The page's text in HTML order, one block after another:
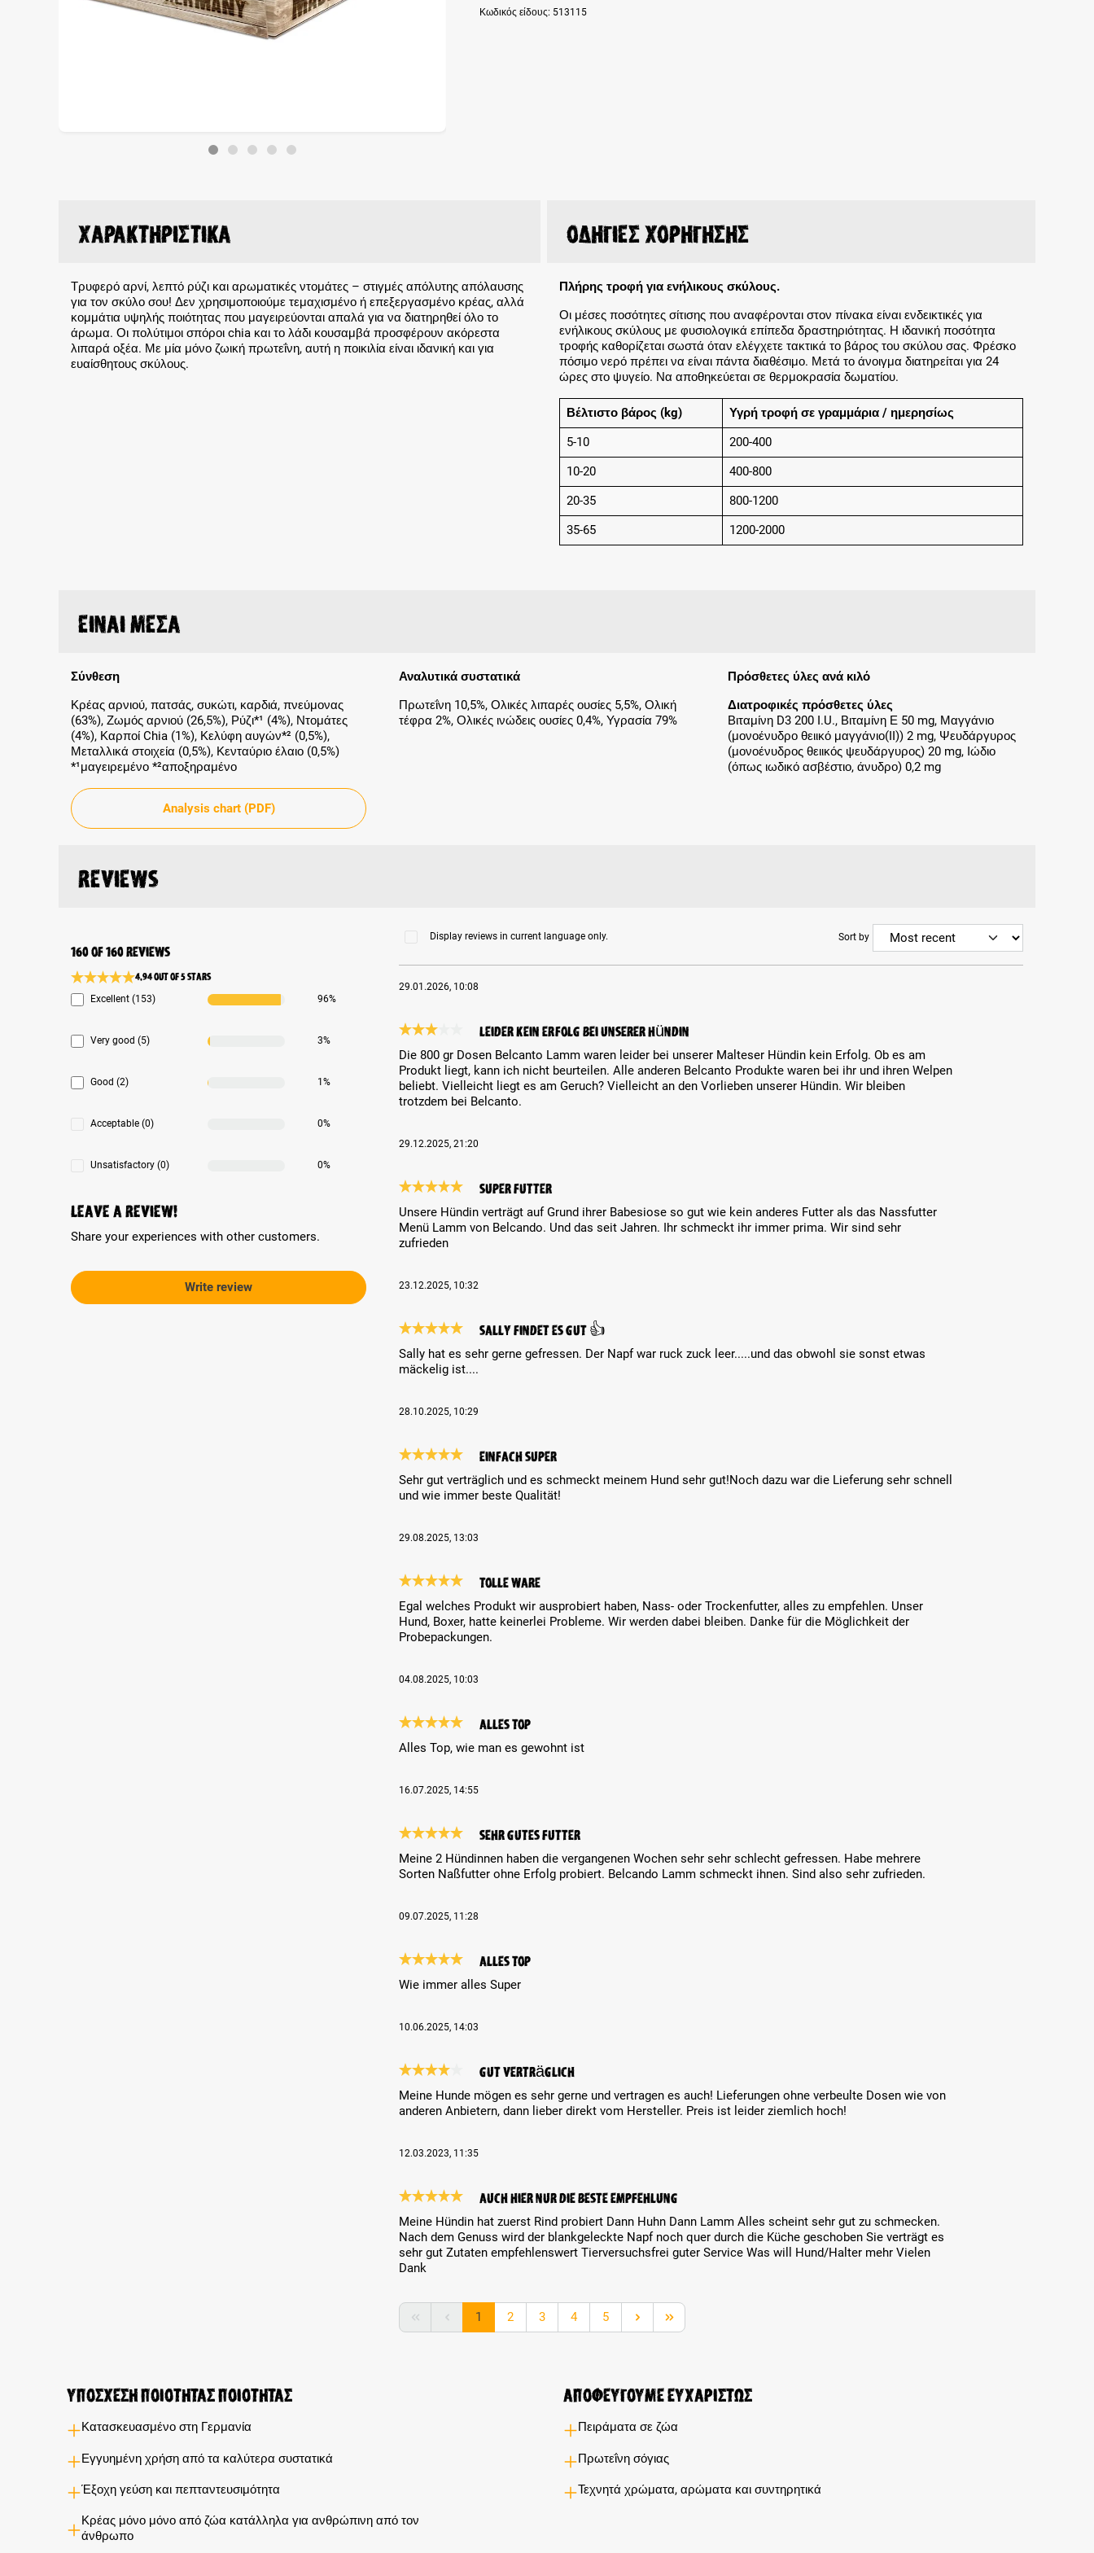
Κωδικός είδους: 513115
Χαρακτηριστικά
Τρυφερό αρνί, λεπτό ρύζι και αρωματικές ντομάτες – στιγμές απόλυτης απόλαυσης
για τον σκύλο σου! Δεν χρησιμοποιούμε τεμαχισμένο ή επεξεργασμένο κρέας, αλλά
κομμάτια υψηλής ποιότητας που μαγειρεύονται απαλά για να διατηρηθεί όλο το
άρωμα. Οι πολύτιμοι σπόροι chia και το λάδι κουσαμβά προσφέρουν ακόρεστα
λιπαρά οξέα. Με μία μόνο ζωική πρωτεΐνη, αυτή η ποικιλία είναι ιδανική και για
ευαίσθητους σκύλους.
Οδηγίες χορήγησης
Πλήρης τροφή για ενήλικους σκύλους.
Οι μέσες ποσότητες σίτισης που αναφέρονται στον πίνακα είναι ενδεικτικές για
ενήλικους σκύλους με φυσιολογικά επίπεδα δραστηριότητας. Η ιδανική ποσότητα
τροφής καθορίζεται σωστά όταν ελέγχετε τακτικά το βάρος του σκύλου σας. Φρέσκο
πόσιμο νερό πρέπει να είναι πάντα διαθέσιμο. Μετά το άνοιγμα διατηρείται για 24
ώρες στο ψυγείο. Να αποθηκεύεται σε θερμοκρασία δωματίου.
Βέλτιστο βάρος (kg)
Υγρή τροφή σε γραμμάρια / ημερησίως
5-10
200-400
10-20
400-800
20-35
800-1200
35-65
1200-2000
Είναι μέσα
Σύνθεση
Κρέας αρνιού, πατσάς, συκώτι, καρδιά, πνεύμονας
(63%), Ζωμός αρνιού (26,5%), Ρύζι*¹ (4%), Ντομάτες
(4%), Καρποί Chia (1%), Κελύφη αυγών*² (0,5%),
Μεταλλικά στοιχεία (0,5%), Κενταύριο έλαιο (0,5%)
*¹μαγειρεμένο *²αποξηραμένο
Αναλυτικά συστατικά
Πρωτεΐνη 10,5%, Ολικές λιπαρές ουσίες 5,5%, Ολική
τέφρα 2%, Ολικές ινώδεις ουσίες 0,4%, Υγρασία 79%
Πρόσθετες ύλες ανά κιλό
Διατροφικές πρόσθετες ύλες
Βιταμίνη D3 200 I.U., Βιταμίνη Ε 50 mg, Μαγγάνιο
(μονοένυδρο θειικό μαγγάνιο(II)) 2 mg, Ψευδάργυρος
(μονοένυδρος θειικός ψευδάργυρος) 20 mg, Ιώδιο
(όπως ιωδικό ασβέστιο, άνυδρο) 0,2 mg
Analysis chart (PDF)
Reviews
160 of 160 reviews
Average rating 4.9 of 5 Stars
4.94 out of 5 stars
Excellent (153) 96%
Very good (5) 3%
Good (2) 1%
Acceptable (0) 0%
Unsatisfactory (0) 0%
Leave a review!
Share your experiences with other customers.
Write review
Display reviews in current language only. Sort by
29.01.2026, 10:08
Leider kein Erfolg bei unserer Hündin
Die 800 gr Dosen Belcanto Lamm waren leider bei unserer Malteser Hündin kein Erfolg. Ob es am
Produkt liegt, kann ich nicht beurteilen. Alle anderen Belcanto Produkte waren bei ihr und ihren Welpen
beliebt. Vielleicht liegt es am Geruch? Vielleicht an den Vorlieben unserer Hündin. Wir bleiben
trotzdem bei Belcanto.
29.12.2025, 21:20
super Futter
Unsere Hündin verträgt auf Grund ihrer Babesiose so gut wie kein anderes Futter als das Nassfutter
Menü Lamm von Belcando. Und das seit Jahren. Ihr schmeckt ihr immer prima. Wir sind sehr
zufrieden
23.12.2025, 10:32
Sally findet es gut 👍
Sally hat es sehr gerne gefressen. Der Napf war ruck zuck leer.....und das obwohl sie sonst etwas
mäckelig ist....
28.10.2025, 10:29
Einfach super
Sehr gut verträglich und es schmeckt meinem Hund sehr gut!Noch dazu war die Lieferung sehr schnell
und wie immer beste Qualität!
29.08.2025, 13:03
Tolle Ware
Egal welches Produkt wir ausprobiert haben, Nass- oder Trockenfutter, alles zu empfehlen. Unser
Hund, Boxer, hatte keinerlei Probleme. Wir werden dabei bleiben. Danke für die Möglichkeit der
Probepackungen.
04.08.2025, 10:03
Alles Top
Alles Top, wie man es gewohnt ist
16.07.2025, 14:55
Sehr gutes Futter
Meine 2 Hündinnen haben die vergangenen Wochen sehr sehr schlecht gefressen. Habe mehrere
Sorten Naßfutter ohne Erfolg probiert. Belcando Lamm schmeckt ihnen. Sind also sehr zufrieden.
09.07.2025, 11:28
Alles Top
Wie immer alles Super
10.06.2025, 14:03
Gut verträglich
Meine Hunde mögen es sehr gerne und vertragen es auch! Lieferungen ohne verbeulte Dosen wie von
anderen Anbietern, dann lieber direkt vom Hersteller. Preis ist leider ziemlich hoch!
12.03.2023, 11:35
Auch hier nur die beste Empfehlung
Meine Hündin hat zuerst Rind probiert Dann Huhn Dann Lamm Alles scheint sehr gut zu schmecken.
Nach dem Genuss wird der blankgeleckte Napf noch quer durch die Küche geschoben Sie verträgt es
sehr gut Zutaten empfehlenswert Tierversuchsfrei guter Service Was will Hund/Halter mehr Vielen
Dank
Page
1 Page
2 Page
3 Page
4 Page
5
Υποσχέση ποιότητας ποιότητας
Κατασκευασμένο στη Γερμανία
Εγγυημένη χρήση από τα καλύτερα συστατικά
Έξοχη γεύση και πεπταντευσιμότητα
Κρέας μόνο μόνο από ζώα κατάλληλα για ανθρώπινη από τον
άνθρωπο
Αποφεύγουμε ευχαρίστως
Πειράματα σε ζώα
Πρωτεΐνη σόγιας
Τεχνητά χρώματα, αρώματα και συντηρητικά